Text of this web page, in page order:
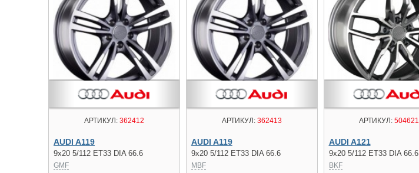
АРТИКУЛ:362412
AUDI A119
9x20 5/112 ET33 DIA 66.6
GMF
АРТИКУЛ:362413
AUDI A119
9x20 5/112 ET33 DIA 66.6
MBF
АРТИКУЛ: 504621
AUDI A121
9x20 5/112 ET33 DIA 66.6
BKF